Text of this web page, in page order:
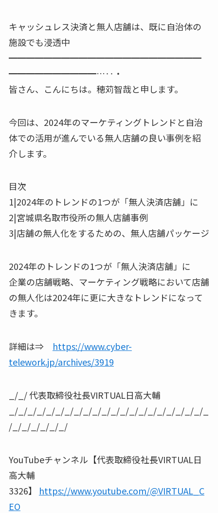
キャッシュレス決済と無人店舗は、既に自治体の
施設でも浸透中
━━━━━━━━━━━━━━━━━━━━━━
━━━━━━━━━━…‥・
皆さん、こんにちは。穂苅智哉と申します。
今回は、2024年のマーケティングトレンドと自治
体での活用が進んでいる無人店舗の良い事例を紹
介します。
目次
1|2024年のトレンドの1つが「無人決済店舗」に
2|宮城県名取市役所の無人店舗事例
3|店舗の無人化をするための、無人店舗パッケージ
2024年のトレンドの1つが「無人決済店舗」に
企業の店舗戦略、マーケティング戦略において店舗
の無人化は2024年に更に大きなトレンドになって
きます。
詳細は⇒ https://www.cyber-
telework.jp/archives/3919
_/_/ 代表取締役社長VIRTUAL日高大輔
_/_/_/_/_/_/_/_/_/_/_/_/_/_/_/_/_/_/_/_/_/_
/_/_/_/_/_/_/
YouTubeチャンネル【代表取締役社長VIRTUAL日
高大輔
3326】 https://www.youtube.com/@VIRTUAL_C
EO